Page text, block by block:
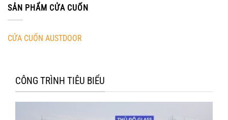
SẢN PHẨM CỬA CUỐN
CỬA CUỐN AUSTDOOR
CÔNG TRÌNH TIÊU BIỂU